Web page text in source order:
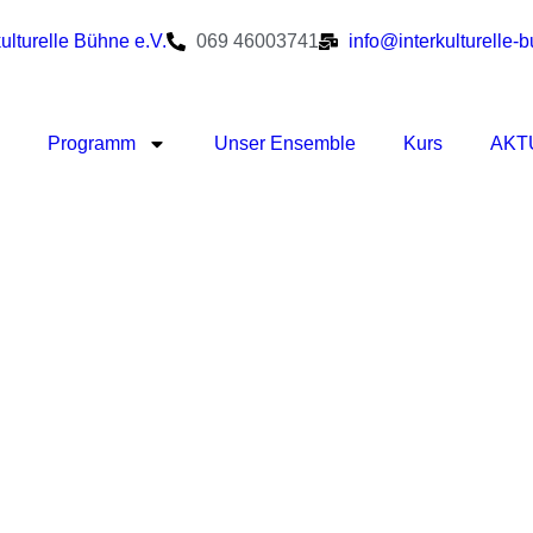
Bühne e.V. 069 46003741 info@interkulturelle-
Programm Unser Ensemble Kurs